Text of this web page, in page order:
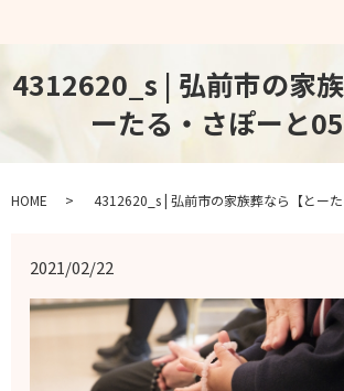
4312620_s | 弘前市の家
ーたる・さぽーと
HOME 4312620_s | 弘前市の家族葬なら【とーた
2021/02/22